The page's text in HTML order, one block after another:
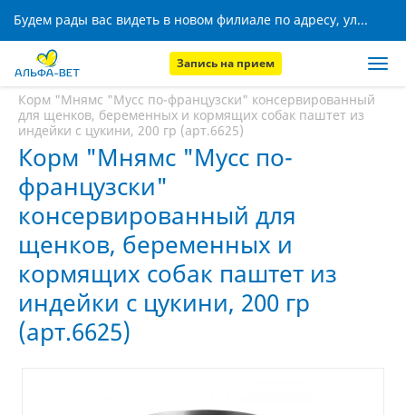
Будем рады вас видеть в новом филиале по адресу, ул. Кижеватова, 8!
Запись на прием
Главная
Корм "Мнямс "Мусс по-французски" консервированный
для щенков, беременных и кормящих собак паштет из
индейки с цукини, 200 гр (арт.6625)
Корм "Мнямс "Мусс по-
французски"
консервированный для
щенков, беременных и
кормящих собак паштет из
индейки с цукини, 200 гр
(арт.6625)